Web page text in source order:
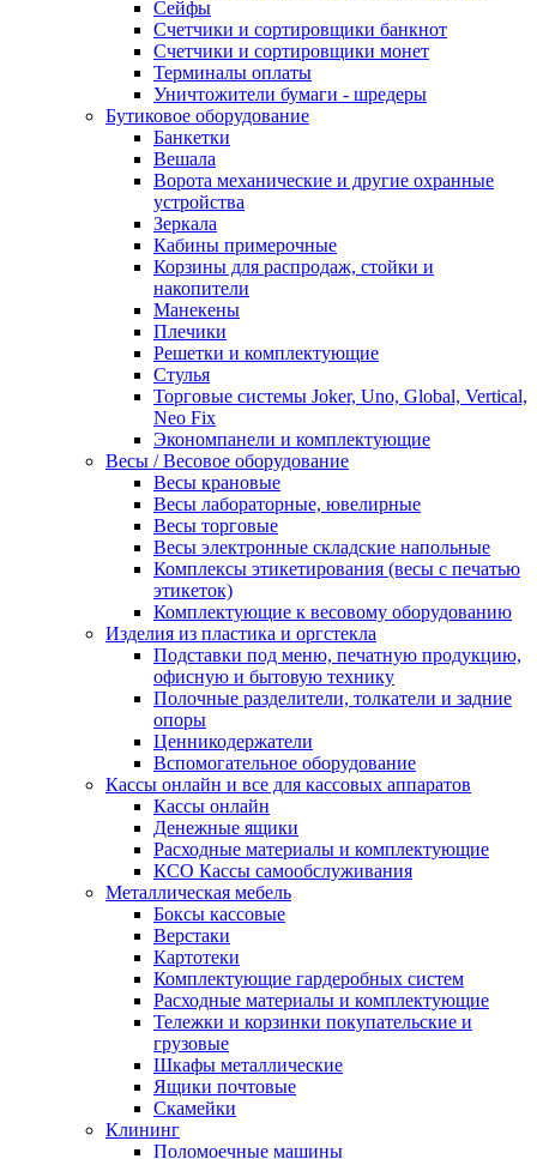
Сейфы
Счетчики и сортировщики банкнот
Счетчики и сортировщики монет
Терминалы оплаты
Уничтожители бумаги - шредеры
Бутиковое оборудование
Банкетки
Вешала
Ворота механические и другие охранные
устройства
Зеркала
Кабины примерочные
Корзины для распродаж, стойки и
накопители
Манекены
Плечики
Решетки и комплектующие
Стулья
Торговые системы Joker, Uno, Global, Vertical,
Neo Fix
Экономпанели и комплектующие
Весы / Весовое оборудование
Весы крановые
Весы лабораторные, ювелирные
Весы торговые
Весы электронные складские напольные
Комплексы этикетирования (весы с печатью
этикеток)
Комплектующие к весовому оборудованию
Изделия из пластика и оргстекла
Подставки под меню, печатную продукцию,
офисную и бытовую технику
Полочные разделители, толкатели и задние
опоры
Ценникодержатели
Вспомогательное оборудование
Кассы онлайн и все для кассовых аппаратов
Кассы онлайн
Денежные ящики
Расходные материалы и комплектующие
КСО Кассы самообслуживания
Металлическая мебель
Боксы кассовые
Верстаки
Картотеки
Комплектующие гардеробных систем
Расходные материалы и комплектующие
Тележки и корзинки покупательские и
грузовые
Шкафы металлические
Ящики почтовые
Скамейки
Клининг
Поломоечные машины